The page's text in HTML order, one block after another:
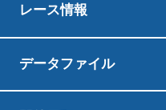
人数
10名～60名
※未成年のみ
人の方が代表
利用料
利用料の
・鳴門市民も
人の場合…1
広大な芝生
1時間500円（
※物販目的で
利用料の
利用料 1時間
さい。
※仮予約は受け付け
2 利用許可申
レース情報
データファイル